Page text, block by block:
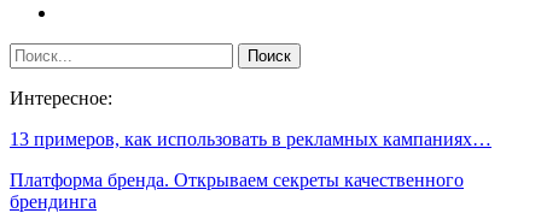
Интересное:
13 примеров, как использовать в рекламных кампаниях…
Платформа бренда. Открываем секреты качественного
брендинга